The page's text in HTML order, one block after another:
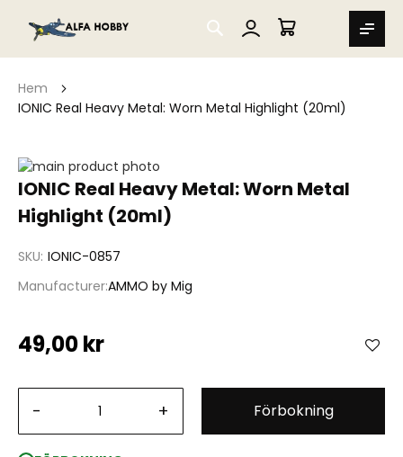
SEARCH
MIN VARUKORG
Hem
IONIC Real Heavy Metal: Worn Metal Highlight (20ml)
IONIC Real Heavy Metal: Worn Metal
Highlight (20ml)
SKU IONIC-0857
ManufacturerAMMO by Mig
49,00 kr
- + Förbokning
Hoppa
till
av
Hoppa
början
bildgalleriet